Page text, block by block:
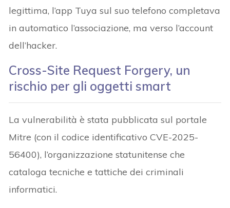
legittima, l’app Tuya sul suo telefono completava
in automatico l’associazione, ma verso l’account
dell’hacker.
Cross-Site Request Forgery, un
rischio per gli oggetti smart
La vulnerabilità è stata pubblicata sul portale
Mitre (con il codice identificativo CVE-2025-
56400), l’organizzazione statunitense che
cataloga tecniche e tattiche dei criminali
informatici.